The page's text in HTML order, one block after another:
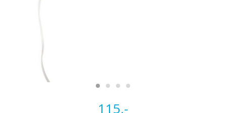
115,-